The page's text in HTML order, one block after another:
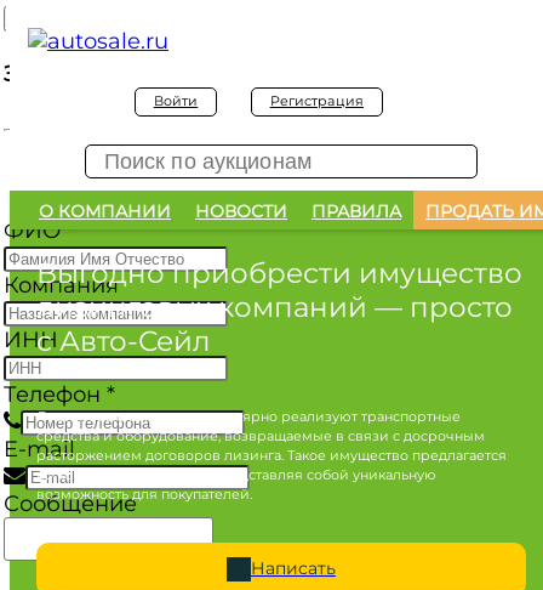
Войти Регистрация
О КОМПАНИИ НОВОСТИ ПРАВИЛА ПРОДАТЬ
Выгодно приобрести имущество
лизинговых компаний — просто
с Авто-Сейл
Лизинговые компании регулярно реализуют транспортные
средства и оборудование, возвращаемые в связи с досрочным
расторжением договоров лизинга. Такое имущество предлагается
по конкурентным ценам, представляя собой уникальную
возможность для покупателей.
Написать
Заявка на покупку
Заявка на покупку изъятого а/м
ФИО*
Компания
ИНН
Телефон *
E-mail
Сообщение